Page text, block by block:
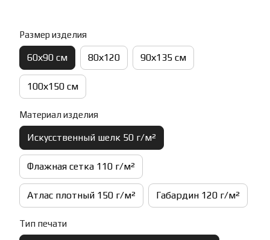
Размер изделия
60х90 см 80х120 90х135 см
100х150 см
Материал изделия
Искусственный шелк 50 г/м²
Флажная сетка 110 г/м²
Атлас плотный 150 г/м² Габардин 120 г/м²
Тип печати